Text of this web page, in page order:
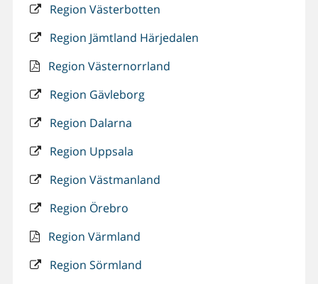
Region Västerbotten
Region Jämtland Härjedalen
Region Västernorrland
Region Gävleborg
Region Dalarna
Region Uppsala
Region Västmanland
Region Örebro
Region Värmland
Region Sörmland